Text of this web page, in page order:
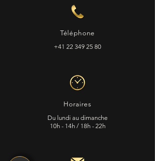
Téléphone
+41 22 349 25 80
Horaires
Du lundi au dimanche
10h - 14h / 18h - 22h